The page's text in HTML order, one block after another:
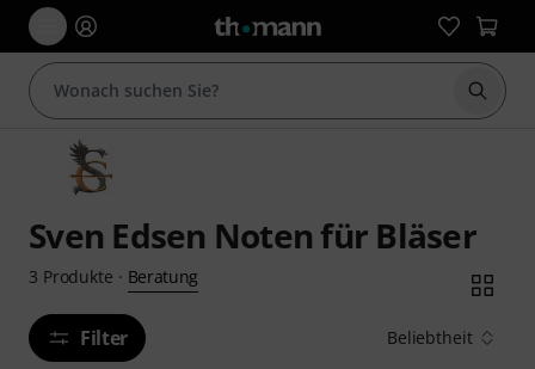
Suche
Sven Edsen Noten für Bläser
3 Produkte · Beratung
Filter Beliebtheit